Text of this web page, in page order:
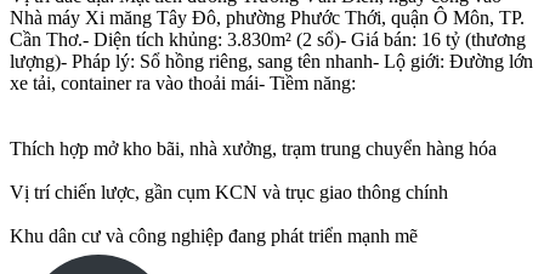
Nhà máy Xi măng Tây Đô, phường Phước Thới, quận Ô Môn, TP.
Cần Thơ.- Diện tích khủng: 3.830m² (2 sổ)- Giá bán: 16 tỷ (thương
lượng)- Pháp lý: Sổ hồng riêng, sang tên nhanh- Lộ giới: Đường lớn
xe tải, container ra vào thoải mái- Tiềm năng:
Thích hợp mở kho bãi, nhà xưởng, trạm trung chuyển hàng hóa
Vị trí chiến lược, gần cụm KCN và trục giao thông chính
Khu dân cư và công nghiệp đang phát triển mạnh mẽ